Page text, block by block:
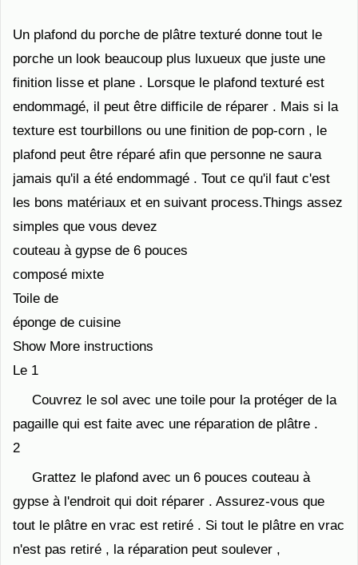
Un plafond du porche de plâtre texturé donne tout le
porche un look beaucoup plus luxueux que juste une
finition lisse et plane . Lorsque le plafond texturé est
endommagé, il peut être difficile de réparer . Mais si la
texture est tourbillons ou une finition de pop-corn , le
plafond peut être réparé afin que personne ne saura
jamais qu'il a été endommagé . Tout ce qu'il faut c'est
les bons matériaux et en suivant process.Things assez
simples que vous devez
couteau à gypse de 6 pouces
composé mixte
Toile de
éponge de cuisine
Show More instructions
Le 1
Couvrez le sol avec une toile pour la protéger de la
pagaille qui est faite avec une réparation de plâtre .
2
Grattez le plafond avec un 6 pouces couteau à
gypse à l'endroit qui doit réparer . Assurez-vous que
tout le plâtre en vrac est retiré . Si tout le plâtre en vrac
n'est pas retiré , la réparation peut soulever ,